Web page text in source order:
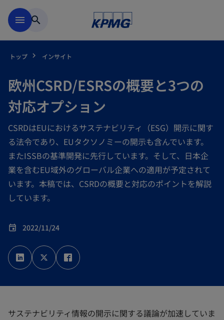
menu search
トップ インサイト
欧州CSRD/ESRSの概要と3つの
対応オプション
CSRDはEUにおけるサステナビリティ（ESG）開示に関す
る法令であり、EUタクソノミーの開示も含んでいます。
またISSBの基準開発に先行しています。そして、日本企
業を含むEU域外のグローバル企業への適用が予定されて
います。本稿では、CSRDの概要と対応のポイントを解説
しています。
event 2022/11/24
新
し
い
タ
新
し
い
タ
し
い
サステナビリティ情報の開示に関する議論が加速していま